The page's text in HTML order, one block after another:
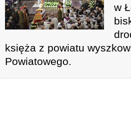
w
księża z powiatu
Powiatowego.